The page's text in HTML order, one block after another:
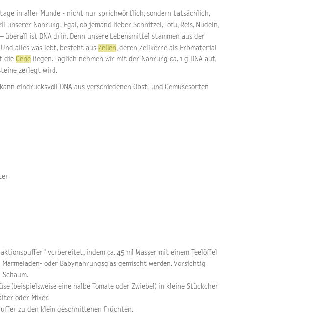
in aller Munde - nicht nur sprichwörtlich, sondern tatsächlich,
Nahrung! Egal, ob jemand lieber Schnitzel, Tofu, Reis, Nudeln,
überall ist DNA drin. Denn unsere Lebensmittel stammen aus der
alles was lebt, besteht aus Zellen, deren Zellkerne als Erbmaterial
die Gene liegen. Täglich nehmen wir mit der Nahrung ca. 1 g DNA auf,
zerlegt wird.
eindrucksvoll DNA aus verschiedenen Obst- und Gemüsesorten
vorbereitet, indem ca. 45 ml Wasser mit einem Teelöffel
oder Babynahrungsglas gemischt werden. Vorsichtig
(beispielsweise eine halbe Tomate oder Zwiebel) in kleine Stückchen
oder Mixer.
zu den klein geschnittenen Früchten.